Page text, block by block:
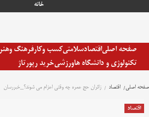
خانه
صفحه اصلیاقتصادسلامتیکسب وکارفرهنگ وهنر
تکنولوژی و دانشگاه هاورزشیخرید رپورتاژ
صفحه اصلی اقتصاد زائران حج عمره چه وقتی اعزام می شوند؟_خبررسان
اقتصاد